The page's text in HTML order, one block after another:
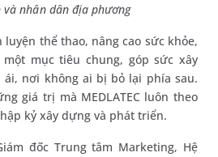
và nhân dân địa phương
thể thao, nâng cao sức khỏe,
mục tiêu chung, góp sức xây
nơi không ai bị bỏ lại phía sau.
giá trị mà MEDLATEC luôn theo
kỷ xây dựng và phát triển.
đốc Trung tâm Marketing, Hệ